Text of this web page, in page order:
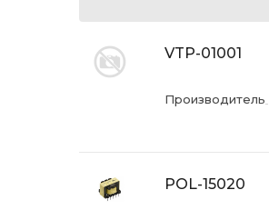
VTP-01001
Производитель
POL-15020